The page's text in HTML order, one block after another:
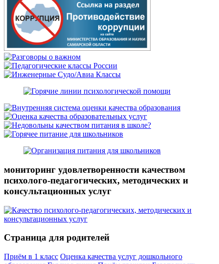
мониторинг удовлетворенности качеством
психолого-педагогических, методических и
консультационных услуг
Страница для родителей
Приём в 1 класс Оценка качества услуг дошкольного